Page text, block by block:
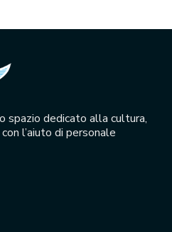
spazio dedicato alla cultura,
l’aiuto di personale